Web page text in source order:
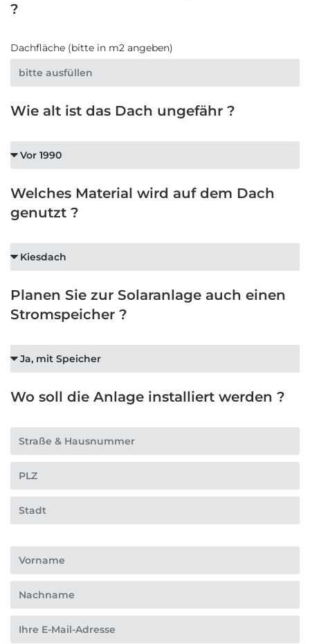
?
Dachfläche (bitte in m2 angeben)
Wie alt ist das Dach ungefähr ?
Welches Material wird auf dem Dach
genutzt ?
Planen Sie zur Solaranlage auch einen
Stromspeicher ?
Wo soll die Anlage installiert werden ?